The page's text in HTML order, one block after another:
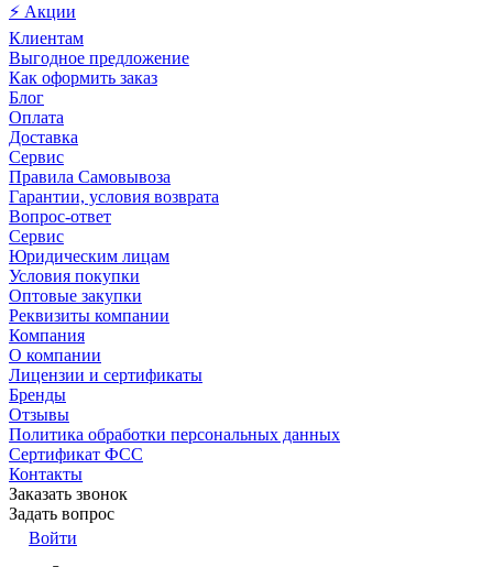
⚡ Акции
Клиентам
Выгодное предложение
Как оформить заказ
Блог
Оплата
Доставка
Сервис
Правила Самовывоза
Гарантии, условия возврата
Вопрос-ответ
Сервис
Юридическим лицам
Условия покупки
Оптовые закупки
Реквизиты компании
Компания
О компании
Лицензии и сертификаты
Бренды
Отзывы
Политика обработки персональных данных
Сертификат ФСС
Контакты
Заказать звонок
Задать вопрос
Войти